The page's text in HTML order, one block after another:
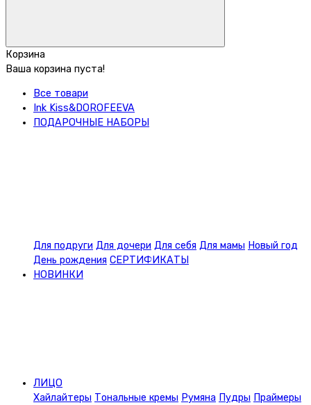
Корзина
Ваша корзина пуста!
Все товари
Ink Kiss&DOROFEEVA
ПОДАРОЧНЫЕ НАБОРЫ
Для подруги Для дочери Для себя Для мамы Новый год
День рождения СЕРТИФИКАТЫ
НОВИНКИ
ЛИЦО
Хайлайтеры Тональные кремы Румяна Пудры Праймеры